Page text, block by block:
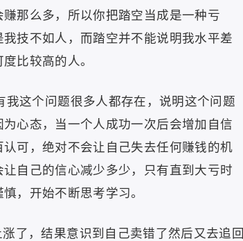
那么多，所以你把踏空当成是一种亏
技不如人，而踏空并不能说明我水平差
比较高的人。
这个问题很多人都存在，说明这个问题
心态，当一个人成功一次后会增加自信
可，绝对不会让自己失去任何赚钱的机
自己的信心减少多少，只有直到大亏时
，开始不断思考学习。
了，结果意识到自己卖错了然后又去追回